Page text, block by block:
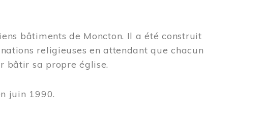
bâtiments de Moncton. Il a été construit
religieuses en attendant que chacun
bâtir sa propre église.
juin 1990.